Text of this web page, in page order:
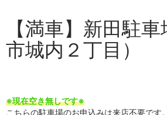
【満車】新田駐
市城内２丁目）
※現在空き無しです※
こちらの駐車場のお申込みは来店不要です。